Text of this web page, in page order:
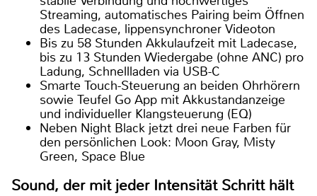
Streaming, automatisches Pairing beim Öffnen
des Ladecase, lippensynchroner Videoton
Bis zu 58 Stunden Akkulaufzeit mit Ladecase,
bis zu 13 Stunden Wiedergabe (ohne ANC) pro
Ladung, Schnellladen via USB-C
Smarte Touch-Steuerung an beiden Ohrhörern
sowie Teufel Go App mit Akkustandanzeige
und individueller Klangsteuerung (EQ)
Neben Night Black jetzt drei neue Farben für
den persönlichen Look: Moon Gray, Misty
Green, Space Blue
Sound, der mit jeder Intensität Schritt hält